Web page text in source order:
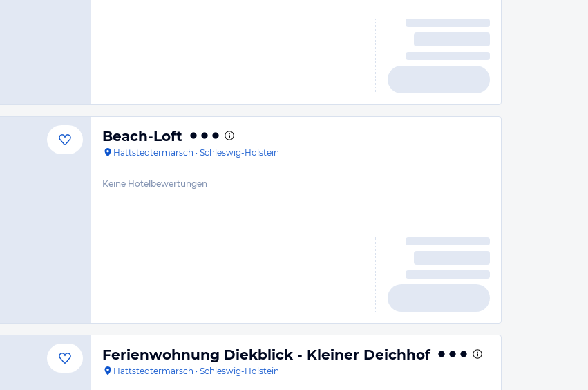
Beach-Loft
Hattstedtermarsch · Schleswig-Holstein
Keine Hotelbewertungen
Ferienwohnung Diekblick - Kleiner Deichhof
Hattstedtermarsch · Schleswig-Holstein